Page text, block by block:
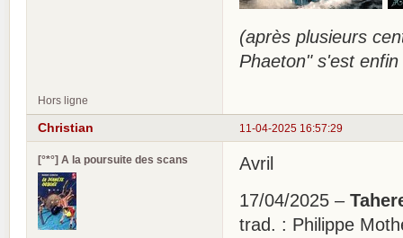
(après plusieurs
Phaeton" s'est
Hors ligne
11-04-2025 16:57:29
Christian
[°*°] A la poursuite des scans
Avril
17/04/2025 –
trad. : Philippe